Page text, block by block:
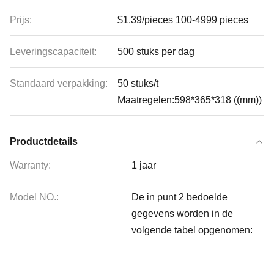
Prijs: $1.39/pieces 100-4999 pieces
Leveringscapaciteit: 500 stuks per dag
Standaard verpakking:
50 stuks/t
Maatregelen:598*365*318 ((mm))
Productdetails
Warranty: 1 jaar
Model NO.:
De in punt 2 bedoelde
gegevens worden in de
volgende tabel opgenomen: